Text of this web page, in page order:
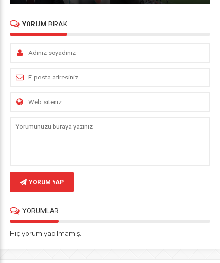
YORUM BIRAK
YORUM YAP
YORUMLAR
Hiç yorum yapılmamış.